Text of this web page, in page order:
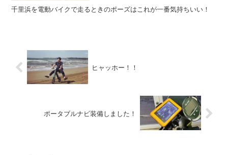
千里浜を電動バイクで走るときのポーズはこれが一番気持ちいい！
ヒャッホー！！
ポータブルナビ装備しました！